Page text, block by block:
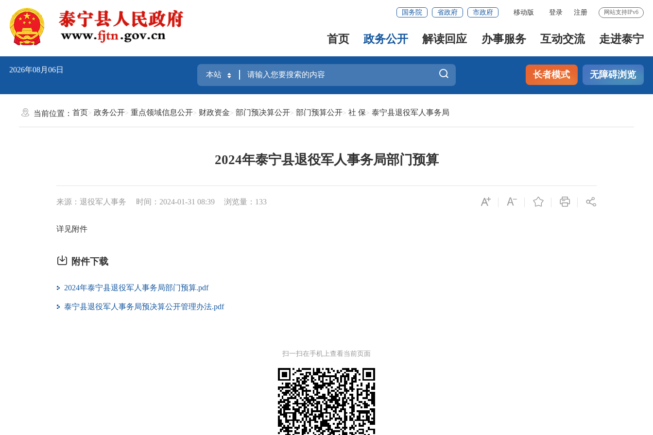
国务院 省政府 市政府 移动版 登录 注册 网站支持IPv6
首页 政务公开 解读回应 办事服务 互动交流 走进泰宁
2026年08月06日 长者模式 无障碍浏览
当前位置：首页 政务公开 重点领域信息公开 财政资金 部门预决算公开 部门预算公开 社 保 泰宁县退役军人事务局
2024年泰宁县退役军人事务局部门预算
来源：退役军人事务 时间：2024-01-31 08:39 浏览量：133
详见附件
附件下载
2024年泰宁县退役军人事务局部门预算.pdf
泰宁县退役军人事务局预决算公开管理办法.pdf
扫一扫在手机上查看当前页面